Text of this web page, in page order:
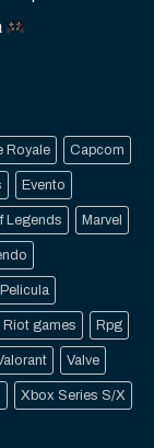
Royale Capcom
Evento
Legends Marvel
Pelicula
Riot games Rpg
Valve
Xbox Series S/X